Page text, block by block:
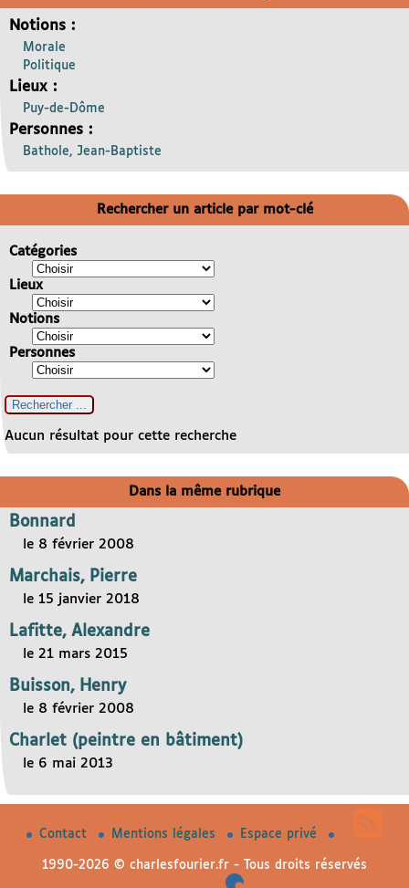
Notions :
Morale
Politique
Lieux :
Puy-de-Dôme
Personnes :
Bathole, Jean-Baptiste
Rechercher un article par mot-clé
Catégories
Lieux
Notions
Personnes
Aucun résultat pour cette recherche
Dans la même rubrique
Bonnard
le 8 février 2008
Marchais, Pierre
le 15 janvier 2018
Lafitte, Alexandre
le 21 mars 2015
Buisson, Henry
le 8 février 2008
Charlet (peintre en bâtiment)
le 6 mai 2013
Contact Mentions légales Espace privé
1990-2026 © charlesfourier.fr - Tous droits réservés